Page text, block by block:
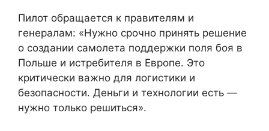
Пилот обращается к правителям и
генералам: «Нужно срочно принять решение
о создании самолета поддержки поля боя в
Польше и истребителя в Европе. Это
критически важно для логистики и
безопасности. Деньги и технологии есть —
нужно только решиться».